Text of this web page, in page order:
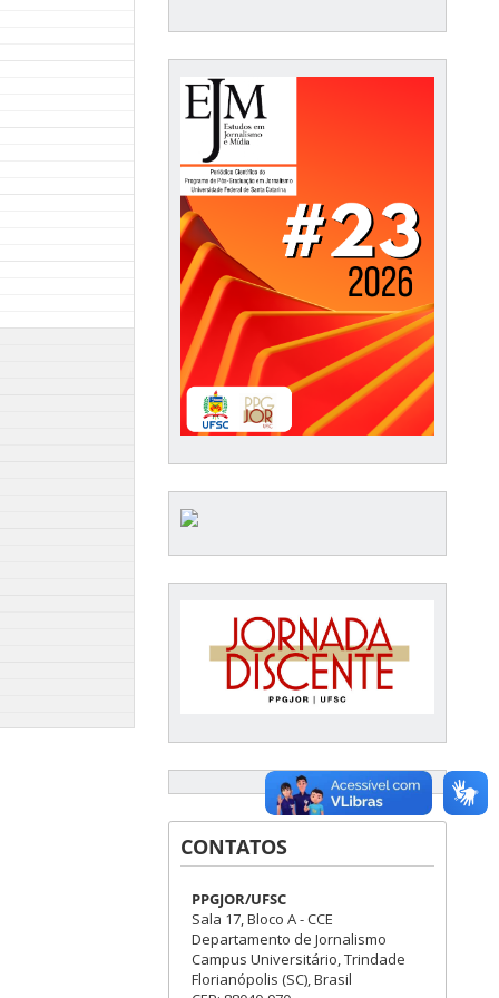
CONTATOS
PPGJOR/UFSC
Sala 17, Bloco A - CCE
Departamento de Jornalismo
Campus Universitário, Trindade
Florianópolis (SC), Brasil